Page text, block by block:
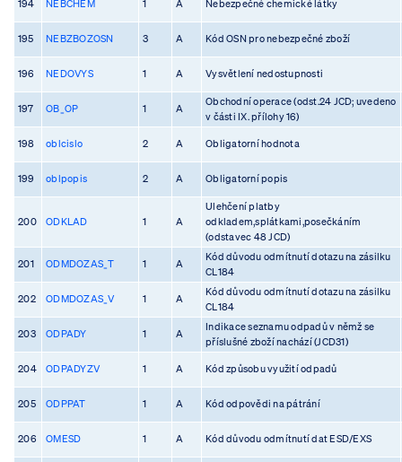
194 NEBCHEM 1 A Nebezpečné chemické látky
195 NEBZBOZOSN 3 A Kód OSN pro nebezpečné zboží
196 NEDOVYS 1 A Vysvětlení nedostupnosti
197 OB_OP 1 A
Obchodní operace (odst.24 JCD; uvedeno
v části IX. přílohy 16)
198 oblcislo 2 A Obligatorní hodnota
199 oblpopis 2 A Obligatorní popis
200 ODKLAD 1 A
Ulehčení platby
odkladem,splátkami,posečkáním
(odstavec 48 JCD)
201 ODMDOZAS_T 1 A
Kód důvodu odmítnutí dotazu na zásilku
CL184
202 ODMDOZAS_V 1 A
Kód důvodu odmítnutí dotazu na zásilku
CL184
203 ODPADY 1 A
Indikace seznamu odpadů v němž se
příslušné zboží nachází (JCD31)
204 ODPADYZV 1 A Kód způsobu využití odpadů
205 ODPPAT 1 A Kód odpovědi na pátrání
206 OMESD 1 A Kód důvodu odmítnutí dat ESD/EXS